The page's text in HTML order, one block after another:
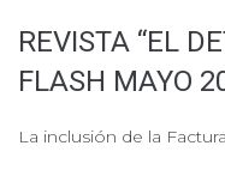
REVISTA “EL
FLASH MAYO
La inclusión de la